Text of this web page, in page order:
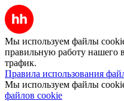
Мы используем файлы
правильную работу нашего
трафик.
Правила использования
Мы используем файлы
файлов cookie